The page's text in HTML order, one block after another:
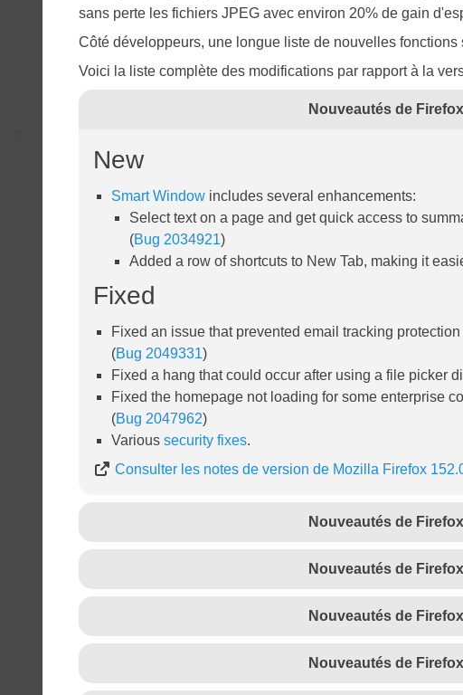
sans perte les fichiers JPEG avec environ 20% de gain
Côté développeurs, une longue liste de nouvelles
Voici la liste complète des modifications par rapport à la
Nouveautés de
New
Smart Window includes several enhancements:
Select text on a page and get quick access to
(Bug 2034921)
Added a row of shortcuts to New Tab, making it
Fixed
Fixed an issue that prevented email tracking
(Bug 2049331)
Fixed a hang that could occur after using a file picker
Fixed the homepage not loading for some enterprise
(Bug 2047962)
Various security fixes.
Consulter les notes de version de Mozilla Firefox
Nouveautés de
Nouveautés de
Nouveautés de
Nouveautés de